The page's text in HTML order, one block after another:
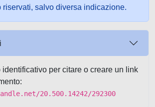
riservati, salvo diversa indicazione.
per citare o creare un link
20.500.14242/292300